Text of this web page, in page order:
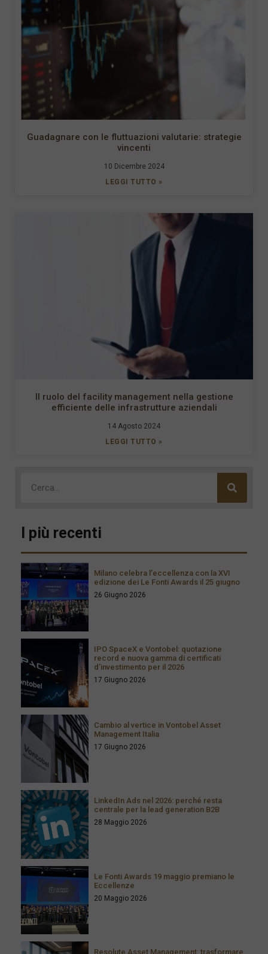
Guadagnare con le fluttuazioni valutarie: strategie
vincenti
10 Dicembre 2024
LEGGI TUTTO »
Il ruolo del facility management nella gestione
efficiente delle infrastrutture aziendali
14 Agosto 2024
LEGGI TUTTO »
I più recenti
Milano celebra l’eccellenza con la XVI
edizione dei Le Fonti Awards il 25 giugno
26 Giugno 2026
IPO SpaceX e Vontobel: quotazione
record e nuova gamma di certificati
d’investimento per il 2026
17 Giugno 2026
Cambio al vertice in Vontobel Asset
Management Italia
17 Giugno 2026
LinkedIn Ads nel 2026: perché resta
centrale per la lead generation B2B
28 Maggio 2026
Le Fonti Awards 19 maggio premiano le
Eccellenze
20 Maggio 2026
Resolute Asset Management: trasformare